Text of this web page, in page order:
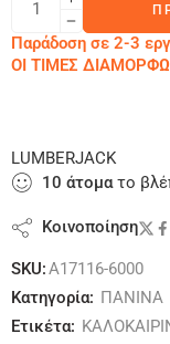
Παράδοση σε 2-3
ΟΙ ΤΙΜΕΣ
LUMBERJACK
10 άτοματο
Κοινοποίηση
SKU:A17116-6000
Κατηγορία: ΠΑΝΙΝΑ
Ετικέτα: